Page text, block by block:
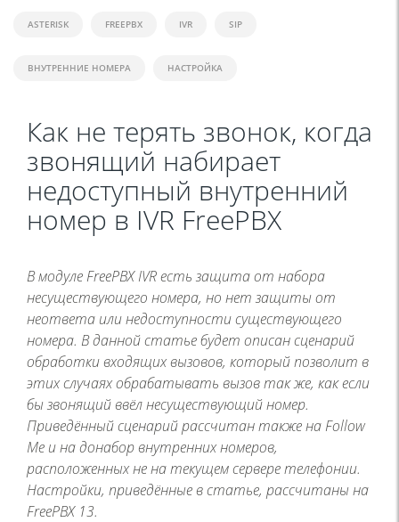
ASTERISK FREEPBX IVR SIP
ВНУТРЕННИЕ НОМЕРА НАСТРОЙКА
Как не терять звонок, когда
звонящий набирает
недоступный внутренний
номер в IVR FreePBX
В модуле FreePBX IVR есть защита от набора
несуществующего номера, но нет защиты от
неответа или недоступности существующего
номера. В данной статье будет описан сценарий
обработки входящих вызовов, который позволит в
этих случаях обрабатывать вызов так же, как если
бы звонящий ввёл несуществующий номер.
Приведённый сценарий рассчитан также на Follow
Me и на донабор внутренних номеров,
расположенных не на текущем сервере телефонии.
Настройки, приведённые в статье, рассчитаны на
FreePBX 13.